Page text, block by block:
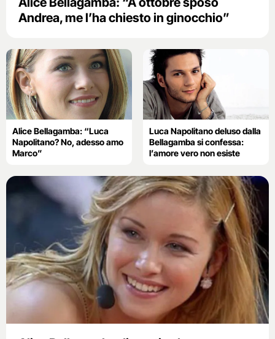
Andrea, me l’ha chiesto in ginocchio”
Alice Bellagamba: “Luca
Napolitano? No, adesso amo
Marco”
Luca Napolitano deluso dalla
Bellagamba si confessa:
l’amore vero non esiste